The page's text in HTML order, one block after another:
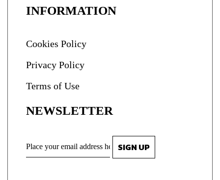
INFORMATION
Cookies Policy
Privacy Policy
Terms of Use
NEWSLETTER